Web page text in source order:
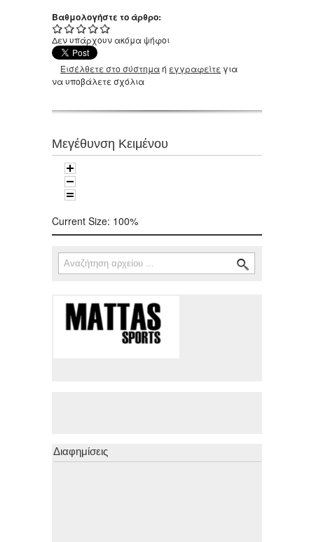
Βαθμολογήστε το άρθρο:
Δεν υπάρχουν ακόμα ψήφοι
Εισέλθετε στο σύστημαή εγγραφείτε για
να υποβάλετε σχόλια
Μεγέθυνση Κειμένου
Current Size: 100%
Φόρμα αναζήτησης
Αναζήτηση
Διαφημίσεις